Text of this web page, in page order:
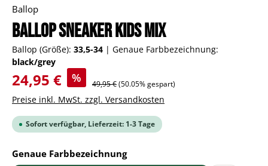
Ballop
BALLOP Sneaker Kids Mix
Ballop (Größe): 33,5-34 | Genaue Farbbezeichnung:
black/grey
Verkaufspreis:
24,95 € % Regulärer Preis:
49,95 €(50.05% gespart)
Preise inkl. MwSt. zzgl. Versandkosten
Sofort verfügbar, Lieferzeit: 1-3 Tage
Genaue Farbbezeichnungauswählen